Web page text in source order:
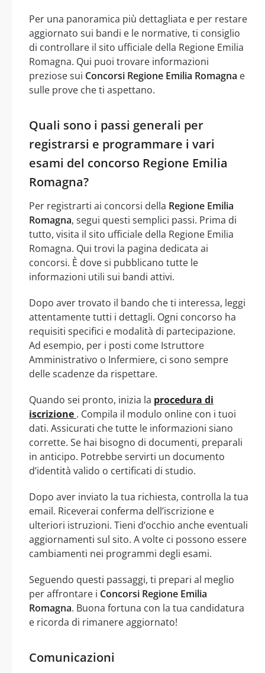
Per una panoramica più dettagliata e per restare
aggiornato sui bandi e le normative, ti consiglio
di controllare il sito ufficiale della Regione Emilia
Romagna. Qui puoi trovare informazioni
preziose sui Concorsi Regione Emilia Romagna e
sulle prove che ti aspettano.
Quali sono i passi generali per
registrarsi e programmare i vari
esami del concorso Regione Emilia
Romagna?
Per registrarti ai concorsi della Regione Emilia
Romagna, segui questi semplici passi. Prima di
tutto, visita il sito ufficiale della Regione Emilia
Romagna. Qui trovi la pagina dedicata ai
concorsi. È dove si pubblicano tutte le
informazioni utili sui bandi attivi.
Dopo aver trovato il bando che ti interessa, leggi
attentamente tutti i dettagli. Ogni concorso ha
requisiti specifici e modalità di partecipazione.
Ad esempio, per i posti come Istruttore
Amministrativo o Infermiere, ci sono sempre
delle scadenze da rispettare.
Quando sei pronto, inizia la procedura di
iscrizione . Compila il modulo online con i tuoi
dati. Assicurati che tutte le informazioni siano
corrette. Se hai bisogno di documenti, preparali
in anticipo. Potrebbe servirti un documento
d’identità valido o certificati di studio.
Dopo aver inviato la tua richiesta, controlla la tua
email. Riceverai conferma dell’iscrizione e
ulteriori istruzioni. Tieni d’occhio anche eventuali
aggiornamenti sul sito. A volte ci possono essere
cambiamenti nei programmi degli esami.
Seguendo questi passaggi, ti prepari al meglio
per affrontare i Concorsi Regione Emilia
Romagna. Buona fortuna con la tua candidatura
e ricorda di rimanere aggiornato!
Comunicazioni